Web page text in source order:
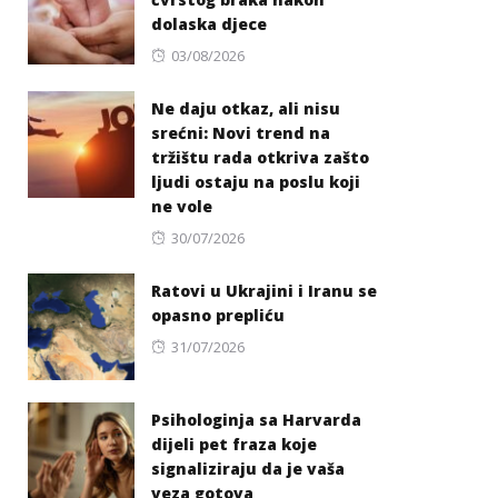
dolaska djece
Posted
03/08/2026
Ne daju otkaz, ali nisu
srećni: Novi trend na
tržištu rada otkriva zašto
ljudi ostaju na poslu koji
ne vole
Posted
30/07/2026
Ratovi u Ukrajini i Iranu se
opasno prepliću
Posted
31/07/2026
Psihologinja sa Harvarda
dijeli pet fraza koje
signaliziraju da je vaša
veza gotova